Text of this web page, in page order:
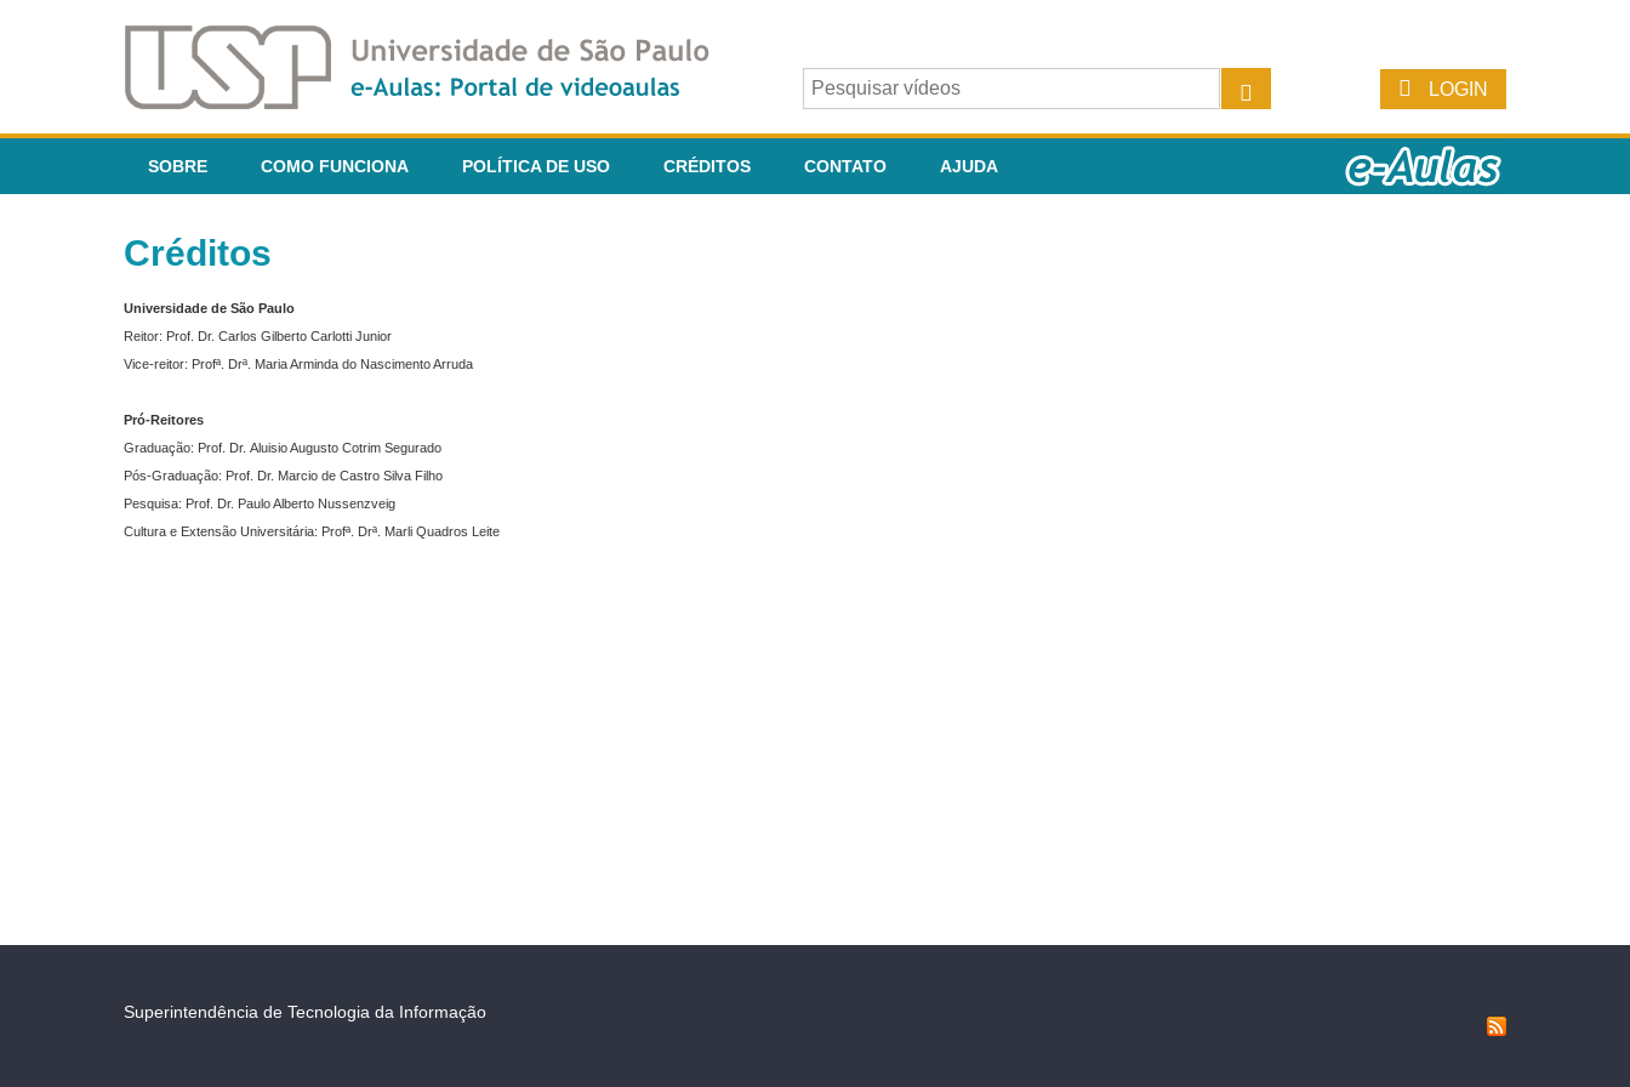
LOGIN
SOBRE COMO FUNCIONA POLÍTICA DE USO CRÉDITOS CONTATO AJUDA
Créditos
Universidade de São Paulo
Reitor: Prof. Dr. Carlos Gilberto Carlotti Junior
Vice-reitor: Profª. Drª. Maria Arminda do Nascimento Arruda
Pró-Reitores
Graduação: Prof. Dr. Aluisio Augusto Cotrim Segurado
Pós-Graduação: Prof. Dr. Marcio de Castro Silva Filho
Pesquisa: Prof. Dr. Paulo Alberto Nussenzveig
Cultura e Extensão Universitária: Profª. Drª. Marli Quadros Leite
Superintendência de Tecnologia da Informação